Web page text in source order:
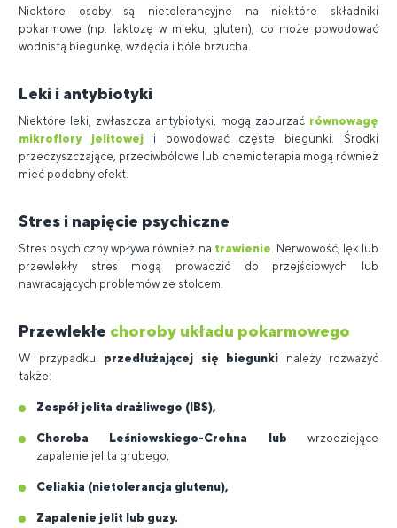
Niektóre osoby są nietolerancyjne na niektóre składniki
pokarmowe (np. laktozę w mleku, gluten), co może powodować
wodnistą biegunkę, wzdęcia i bóle brzucha.
Leki i antybiotyki
Niektóre leki, zwłaszcza antybiotyki, mogą zaburzać równowagę
mikroflory jelitoweji powodować częste biegunki. Środki
przeczyszczające, przeciwbólowe lub chemioterapia mogą również
mieć podobny efekt.
Stres i napięcie psychiczne
Stres psychiczny wpływa również na trawienie . Nerwowość, lęk lub
przewlekły stres mogą prowadzić do przejściowych lub
nawracających problemów ze stolcem.
Przewlekłe choroby układu pokarmowego
W przypadku przedłużającej się biegunki należy rozważyć
także:
Zespół jelita drażliwego (IBS),
Choroba Leśniowskiego-Crohna lub wrzodziejące
zapalenie jelita grubego,
Celiakia (nietolerancja glutenu),
Zapalenie jelit lub guzy.